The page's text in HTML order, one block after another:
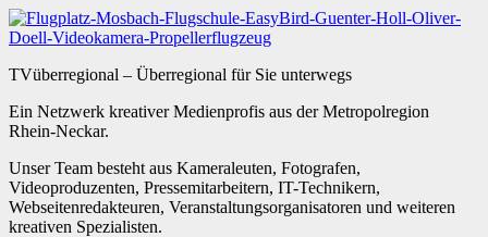
TVüberregional – Überregional für Sie unterwegs
Ein Netzwerk kreativer Medienprofis aus der Metropolregion
Rhein-Neckar.
Unser Team besteht aus Kameraleuten, Fotografen,
Videoproduzenten, Pressemitarbeitern, IT-Technikern,
Webseitenredakteuren, Veranstaltungsorganisatoren und weiteren
kreativen Spezialisten.